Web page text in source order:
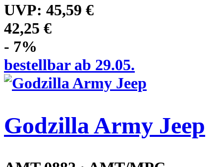
UVP: 45,59 €
42,25 €
- 7%
bestellbar ab 29.05.
Godzilla Army Jeep